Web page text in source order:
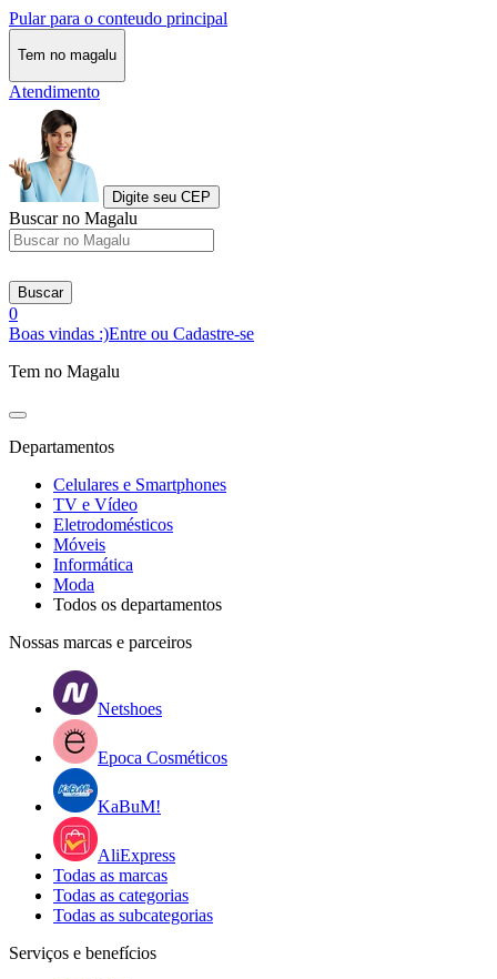
Pular para o conteudo principal
Tem no magalu
Atendimento
Digite seu CEP
Buscar no Magalu
Buscar
0
Boas vindas :)Entre ou Cadastre-se
Tem no Magalu
Departamentos
Celulares e Smartphones
TV e Vídeo
Eletrodomésticos
Móveis
Informática
Moda
Todos os departamentos
Nossas marcas e parceiros
Netshoes
Epoca Cosméticos
KaBuM!
AliExpress
Todas as marcas
Todas as categorias
Todas as subcategorias
Serviços e benefícios